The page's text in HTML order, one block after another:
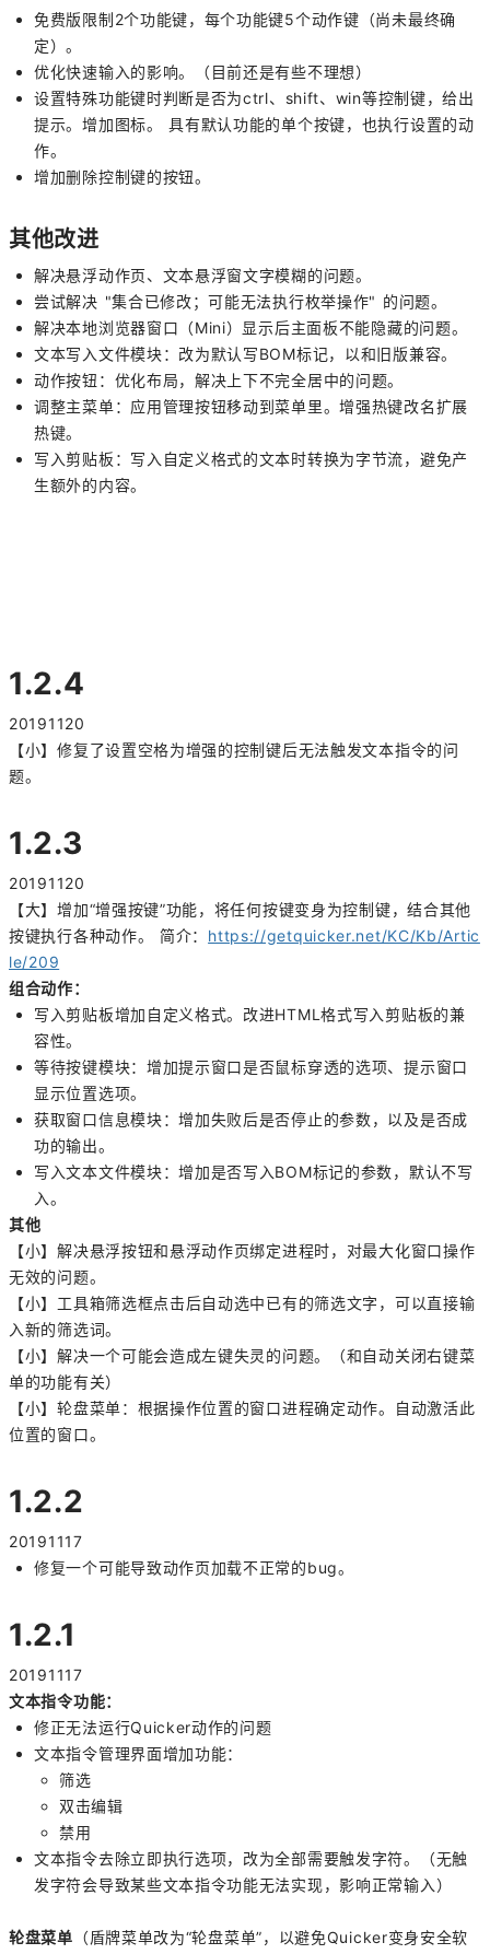
免费版限制2个功能键，每个功能键5个动作键（尚未最终确
定）。
优化快速输入的影响。（目前还是有些不理想）
设置特殊功能键时判断是否为ctrl、shift、win等控制键，给出
提示。增加图标。 具有默认功能的单个按键，也执行设置的动
作。
增加删除控制键的按钮。
其他改进
解决悬浮动作页、文本悬浮窗文字模糊的问题。
尝试解决 "集合已修改；可能无法执行枚举操作" 的问题。
解决本地浏览器窗口（Mini）显示后主面板不能隐藏的问题。
文本写入文件模块：改为默认写BOM标记，以和旧版兼容。
动作按钮：优化布局，解决上下不完全居中的问题。
调整主菜单：应用管理按钮移动到菜单里。增强热键改名扩展
热键。
写入剪贴板：写入自定义格式的文本时转换为字节流，避免产
生额外的内容。
1.2.4
20191120
【小】修复了设置空格为增强的控制键后无法触发文本指令的问
题。
1.2.3
20191120
【大】增加“增强按键”功能，将任何按键变身为控制键，结合其他
按键执行各种动作。 简介： https://getquicker.net/KC/Kb/Artic
le/209
组合动作：
写入剪贴板增加自定义格式。改进HTML格式写入剪贴板的兼
容性。
等待按键模块：增加提示窗口是否鼠标穿透的选项、提示窗口
显示位置选项。
获取窗口信息模块：增加失败后是否停止的参数，以及是否成
功的输出。
写入文本文件模块：增加是否写入BOM标记的参数，默认不写
入。
其他
【小】解决悬浮按钮和悬浮动作页绑定进程时，对最大化窗口操作
无效的问题。
【小】工具箱筛选框点击后自动选中已有的筛选文字，可以直接输
入新的筛选词。
【小】解决一个可能会造成左键失灵的问题。（和自动关闭右键菜
单的功能有关）
【小】轮盘菜单：根据操作位置的窗口进程确定动作。自动激活此
位置的窗口。
1.2.2
20191117
修复一个可能导致动作页加载不正常的bug。
1.2.1
20191117
文本指令功能：
修正无法运行Quicker动作的问题
文本指令管理界面增加功能：
筛选
双击编辑
禁用
文本指令去除立即执行选项，改为全部需要触发字符。（无触
发字符会导致某些文本指令功能无法实现，影响正常输入）
轮盘菜单 （盾牌菜单改为“轮盘菜单”，以避免Quicker变身安全软